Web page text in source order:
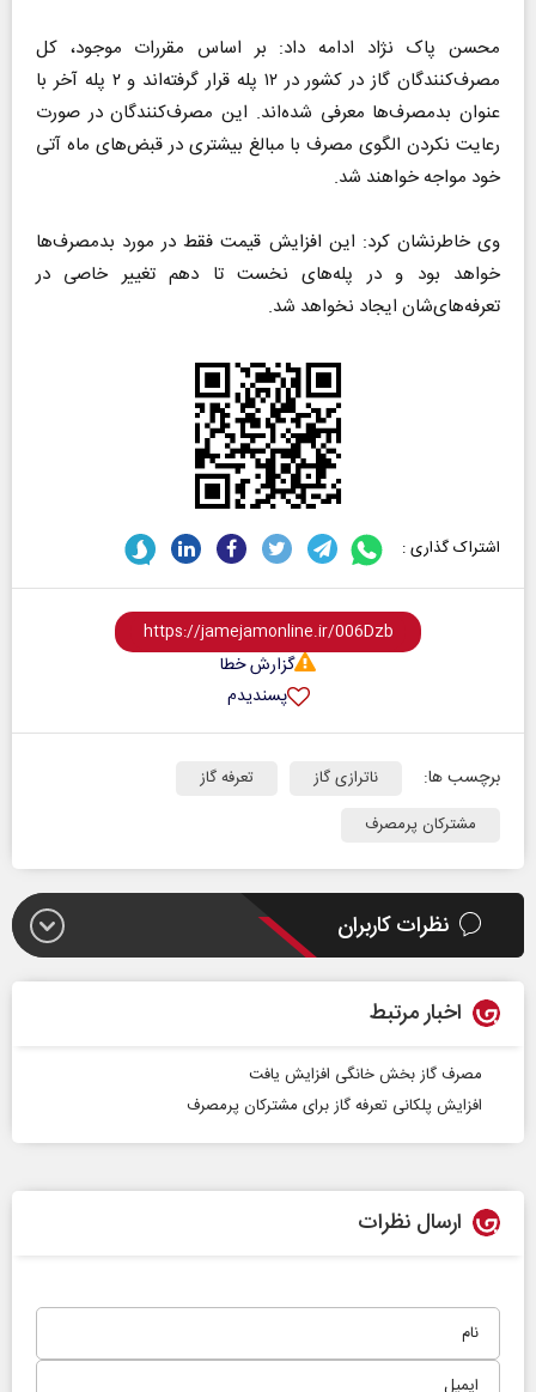
محسن پاک نژاد ادامه داد: بر اساس مقررات موجود، کل
مصرف‌کنندگان گاز در کشور در ۱۲ پله قرار گرفته‌اند و ۲ پله آخر با
عنوان بدمصرف‌ها معرفی شده‌اند. این مصرف‌کنندگان در صورت
رعایت نکردن الگوی مصرف با مبالغ بیشتری در قبض‌های ماه آتی
خود مواجه خواهند شد.
وی خاطرنشان کرد: این افزایش قیمت فقط در مورد بدمصرف‌ها
خواهد بود و در پله‌های نخست تا دهم تغییر خاصی در
تعرفه‌های‌شان ایجاد نخواهد شد.
اشتراک گذاری :
گزارش خطا
پسندیدم
برچسب ها: ناترازی گاز
تعرفه گاز
مشترکان پرمصرف
نظرات کاربران
اخبار مرتبط
مصرف گاز بخش خانگی افزایش یافت
افزایش پلکانی تعرفه گاز برای مشترکان پرمصرف
ارسال نظرات